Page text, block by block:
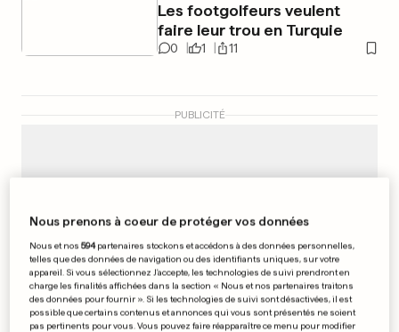
Les footgolfeurs veulent
faire leur trou en Turquie
0 1 11
PUBLICITÉ
Nous prenons à coeur de protéger vos données
Nous et nos594partenaires stockons et accédons à des données personnelles,
telles que des données de navigation ou des identifiants uniques, sur votre
appareil. Si vous sélectionnez J'accepte, les technologies de suivi prendront en
charge les finalités affichées dans la section « Nous et nos partenaires traitons
des données pour fournir ». Si les technologies de suivi sont désactivées, il est
possible que certains contenus et annonces qui vous sont présentés ne soient
pas pertinents pour vous. Vous pouvez faire réapparaître ce menu pour modifier